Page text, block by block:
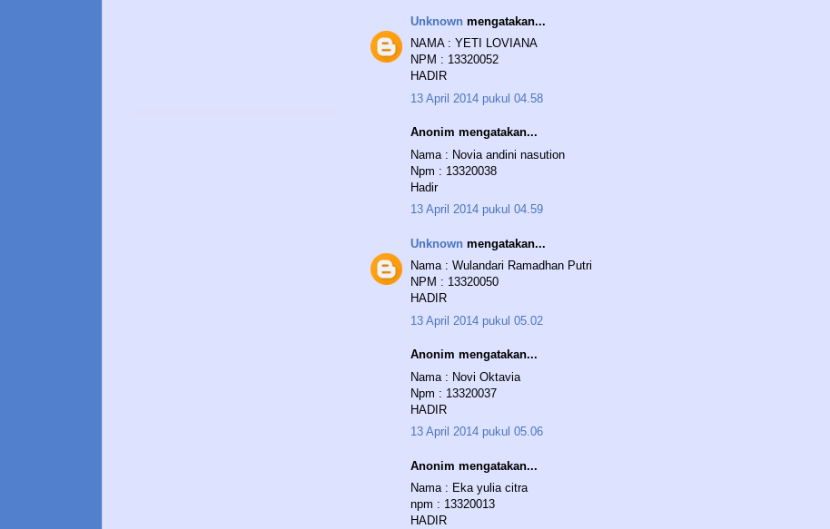
Unknown mengatakan...
NAMA : YETI LOVIANA
NPM : 13320052
HADIR
13 April 2014 pukul 04.58
Anonim mengatakan...
Nama : Novia andini nasution
Npm : 13320038
Hadir
13 April 2014 pukul 04.59
Unknown mengatakan...
Nama : Wulandari Ramadhan Putri
NPM : 13320050
HADIR
13 April 2014 pukul 05.02
Anonim mengatakan...
Nama : Novi Oktavia
Npm : 13320037
HADIR
13 April 2014 pukul 05.06
Anonim mengatakan...
Nama : Eka yulia citra
npm : 13320013
HADIR